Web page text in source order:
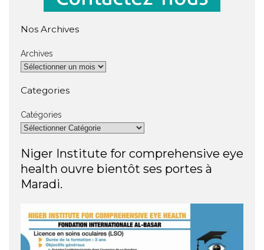
Nos Archives
Archives
Categories
Catégories
Niger Institute for comprehensive eye
health ouvre bientôt ses portes à
Maradi.